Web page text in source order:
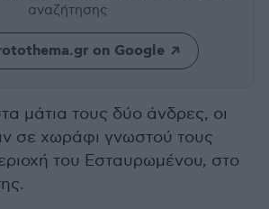
αναζήτησης
on Google
μάτια τους δύο άνδρες, οι
σε χωράφι γνωστού τους
του Εσταυρωμένου, στο